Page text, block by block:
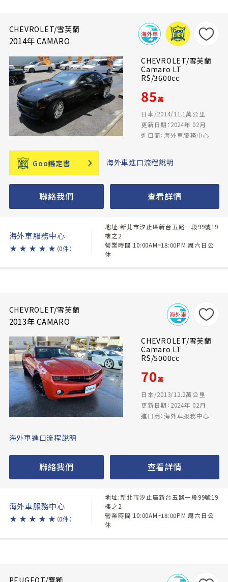
CHEVROLET/雪芙蘭
2014年 CAMARO
CHEVROLET/雪芙蘭
Camaro LT
RS/3600cc
85萬
日本/2014/11.1萬公里
更新日期：2024年 02月
進口商：海外車服務中心
Goo鑑定書 海外車進口流程說明
聯絡我們 查看詳情
海外車服務中心
★ ★ ★ ★ ★ （0件）
地址:新北市汐止區新台五路一段99號19
樓之2
營業時間:10:00AM~18:00PM 周六日公
休
CHEVROLET/雪芙蘭
2013年 CAMARO
CHEVROLET/雪芙蘭
Camaro LT
RS/5000cc
70萬
日本/2013/12.2萬公里
更新日期：2024年 02月
進口商：海外車服務中心
海外車進口流程說明
聯絡我們 查看詳情
海外車服務中心
★ ★ ★ ★ ★ （0件）
地址:新北市汐止區新台五路一段99號19
樓之2
營業時間:10:00AM~18:00PM 周六日公
休